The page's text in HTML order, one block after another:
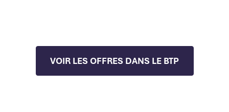
VOIR LES OFFRES DANS LE BTP